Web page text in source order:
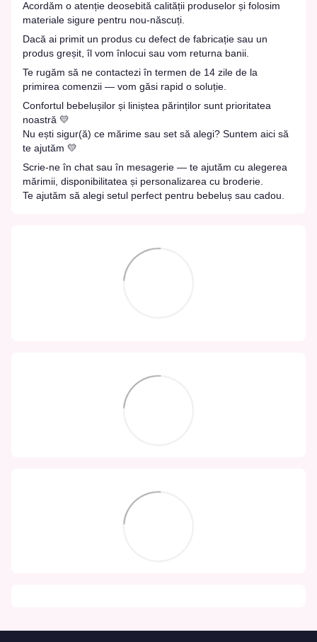
Acordăm o atenție deosebită calității produselor și folosim
materiale sigure pentru nou-născuți.
Dacă ai primit un produs cu defect de fabricație sau un
produs greșit, îl vom înlocui sau vom returna banii.
Te rugăm să ne contactezi în termen de 14 zile de la
primirea comenzii — vom găsi rapid o soluție.
Confortul bebelușilor și liniștea părinților sunt prioritatea
noastră 💛
Nu ești sigur(ă) ce mărime sau set să alegi? Suntem aici să
te ajutăm 💛
Scrie-ne în chat sau în mesagerie — te ajutăm cu alegerea
mărimii, disponibilitatea și personalizarea cu broderie.
Te ajutăm să alegi setul perfect pentru bebeluș sau cadou.